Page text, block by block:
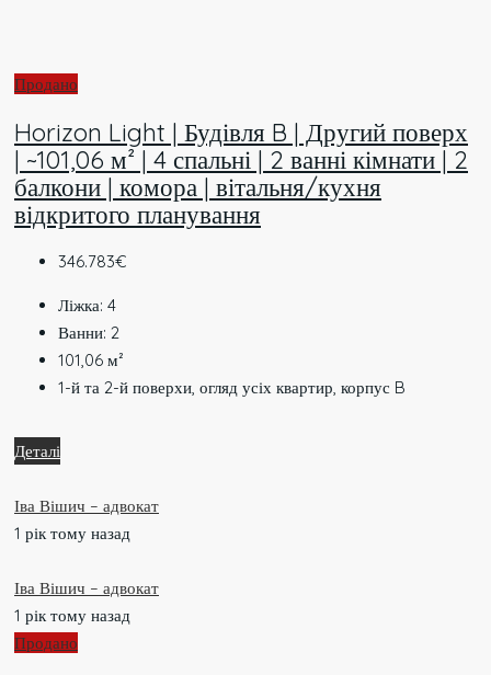
Продано
Horizon Light | Будівля B | Другий поверх
| ~101,06 м² | 4 спальні | 2 ванні кімнати | 2
балкони | комора | вітальня/кухня
відкритого планування
346.783€
Ліжка: 4
Ванни: 2
101,06 м²
1-й та 2-й поверхи, огляд усіх квартир, корпус B
Деталі
Іва Вішич – адвокат
1 рік тому назад
Іва Вішич – адвокат
1 рік тому назад
Продано